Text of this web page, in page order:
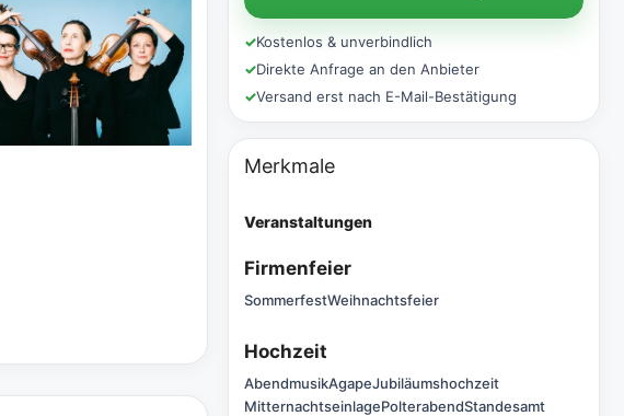
✓Kostenlos & unverbindlich
✓Direkte Anfrage an den Anbieter
✓Versand erst nach E-Mail-Bestätigung
Merkmale
Veranstaltungen
Firmenfeier
SommerfestWeihnachtsfeier
Hochzeit
AbendmusikAgapeJubiläumshochzeit
MitternachtseinlagePolterabendStandesamt